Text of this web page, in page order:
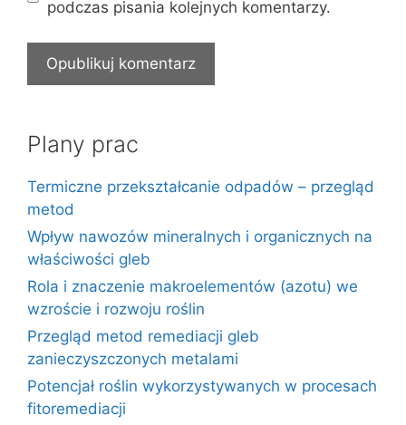
podczas pisania kolejnych komentarzy.
Plany prac
Termiczne przekształcanie odpadów – przegląd
metod
Wpływ nawozów mineralnych i organicznych na
właściwości gleb
Rola i znaczenie makroelementów (azotu) we
wzroście i rozwoju roślin
Przegląd metod remediacji gleb
zanieczyszczonych metalami
Potencjał roślin wykorzystywanych w procesach
fitoremediacji